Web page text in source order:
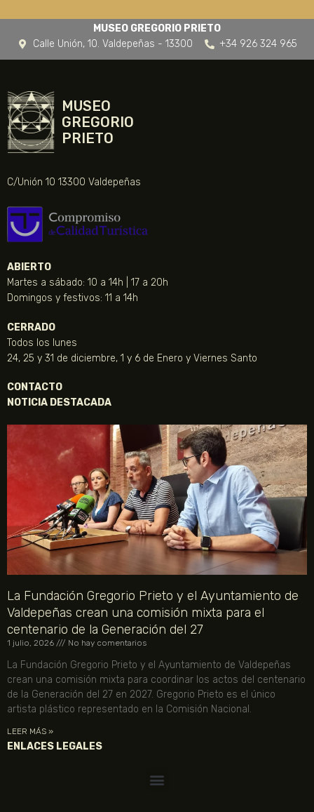
MUSEO GREGORIO PRIETO
Calle Unión, 10. Valdepeñas - 13300
+34 926 324 965
MUSEO
GREGORIO
PRIETO
C/Unión 10 13300 Valdepeñas
ABIERTO
Martes a sábado: 10 a 14h | 17 a 20h
Domingos y festivos: 11 a 14h
CERRADO
Todos los lunes
24, 25 y 31 de diciembre, 1 y 6 de Enero y Viernes Santo
CONTACTO
NOTICIA DESTACADA
La Fundación Gregorio Prieto y el Ayuntamiento de
Valdepeñas crean una comisión mixta para el
centenario de la Generación del 27
1 julio, 2026 No hay comentarios
La Fundación Gregorio Prieto y el Ayuntamiento de Valdepeñas
crean una comisión mixta para coordinar los actos del centenario
de la Generación del 27 en 2027. Gregorio Prieto es el único
artista plástico representado en la Comisión Nacional.
LEER MÁS »
ENLACES LEGALES